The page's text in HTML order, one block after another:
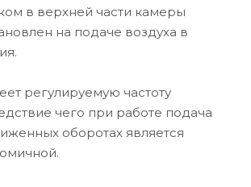
в верхней части камеры
на подаче воздуха в
регулируемую частоту
чего при работе подача
оборотах является